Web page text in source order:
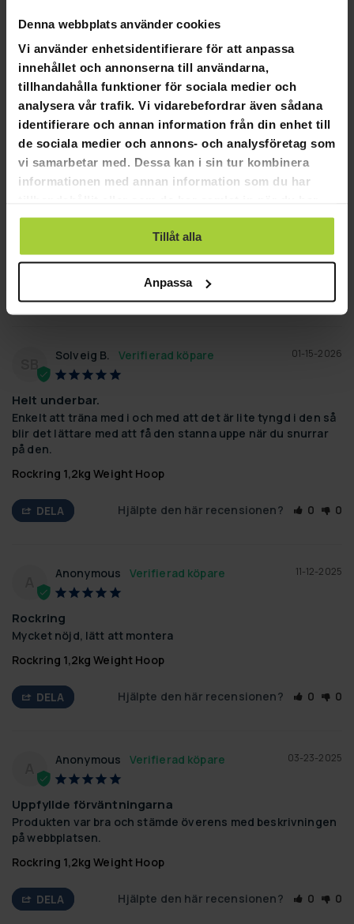
Denna webbplats använder cookies
Vi använder enhetsidentifierare för att anpassa
innehållet och annonserna till användarna,
tillhandahålla funktioner för sociala medier och
analysera vår trafik. Vi vidarebefordrar även sådana
identifierare och annan information från din enhet till
de sociala medier och annons- och analysföretag som
vi samarbetar med. Dessa kan i sin tur kombinera
informationen med annan information som du har
använt deras tjänster.
Tillåt alla
Anpassa
Recensioner Frågor
A
01-20-2026
Anonymous
Mkt nöjd. Använder den ca 30 min varje dag
Rockring 1,2kg Weight Hoop
Hjälpte den här recensionen?
SB
01-15-2026
Solveig B.
Helt underbar.
Enkelt att träna med i och med att det är lite tyngd i den så
blir det lättare med att få den stanna uppe när du snurrar
på den.
Rockring 1,2kg Weight Hoop
DELA Hjälpte den här recensionen? 0 0
11-12-2025
Anonymous
Rockring
Mycket nöjd, lätt att montera
Rockring 1,2kg Weight Hoop
DELA Hjälpte den här recensionen? 0 0
03-23-2025
Anonymous
Uppfyllde förväntningarna
Produkten var bra och stämde överens med beskrivningen
på webbplatsen.
Rockring 1,2kg Weight Hoop
DELA Hjälpte den här recensionen? 0 0